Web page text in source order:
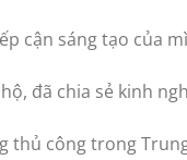
cận sáng tạo của
đã chia sẻ kinh
công trong